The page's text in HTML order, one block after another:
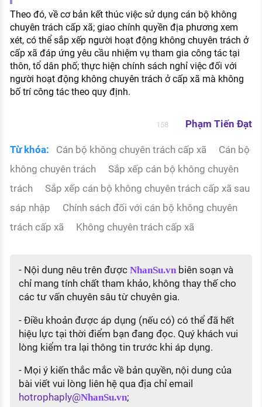
Theo đó, về cơ bản kết thúc việc sử dụng cán bộ không
chuyên trách cấp xã; giao chính quyền địa phương xem
xét, có thể sắp xếp người hoạt động không chuyên trách ở
cấp xã đáp ứng yêu cầu nhiệm vụ tham gia công tác tại
thôn, tổ dân phố; thực hiện chính sách nghỉ việc đối với
người hoạt động không chuyên trách ở cấp xã mà không
bố trí công tác theo quy định.
158 Phạm Tiến Đạt
Từ khóa: Cán bộ không chuyên trách cấp xã
Cán bộ
không chuyên trách
Sắp xếp cán bộ không chuyên
trách
Sắp xếp cán bộ không chuyên trách cấp xã sau
sáp nhập
Chính sách đối với cán bộ không chuyên
trách cấp xã
Không chuyên trách cấp xã
- Nội dung nêu trên được NhanSu.vnbiên soạn và
chỉ mang tính chất tham khảo, không thay thế cho
các tư vấn chuyên sâu từ chuyên gia.
- Điều khoản được áp dụng (nếu có) có thể đã hết
hiệu lực tại thời điểm bạn đang đọc. Quý khách vui
lòng kiểm tra lại thông tin trước khi áp dụng.
- Mọi ý kiến thắc mắc về bản quyền, nội dung của
bài viết vui lòng liên hệ qua địa chỉ email
hotrophaply@NhanSu.vn;